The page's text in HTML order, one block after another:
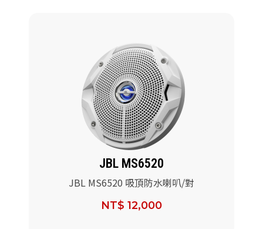
JBL MS6520
JBL MS6520 吸頂防水喇叭/對
NT$ 12,000